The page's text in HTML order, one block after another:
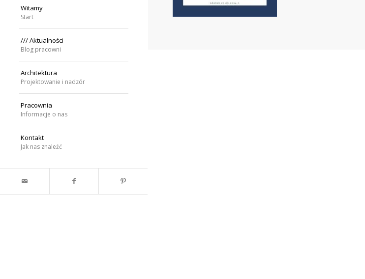
Witamy
Start
/// Aktualności
Blog pracowni
Architektura
Projektowanie i nadzór
Pracownia
Informacje o nas
Kontakt
Jak nas znaleźć